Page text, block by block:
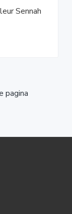
Sennah
pagina